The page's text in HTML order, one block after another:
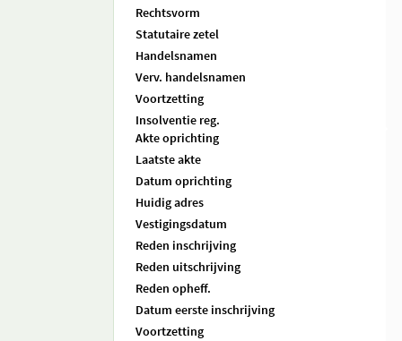
Rechtsvorm
Statutaire zetel
Handelsnamen
Verv. handelsnamen
Voortzetting
Insolventie reg.
Akte oprichting
Laatste akte
Datum oprichting
Huidig adres
Vestigingsdatum
Reden inschrijving
Reden uitschrijving
Reden opheff.
Datum eerste inschrijving
Voortzetting